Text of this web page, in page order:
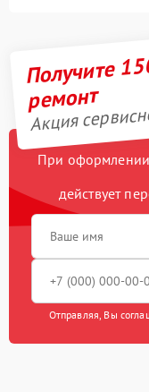
Получите
ремонт
Акция
При оформлении
действует
Отправляя, Вы